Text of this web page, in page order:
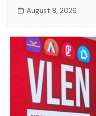
August 8, 2026